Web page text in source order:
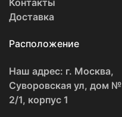
Доставка
Расположение
Наш адрес: г. Москва,
Суворовская ул, дом №
2/1, корпус 1